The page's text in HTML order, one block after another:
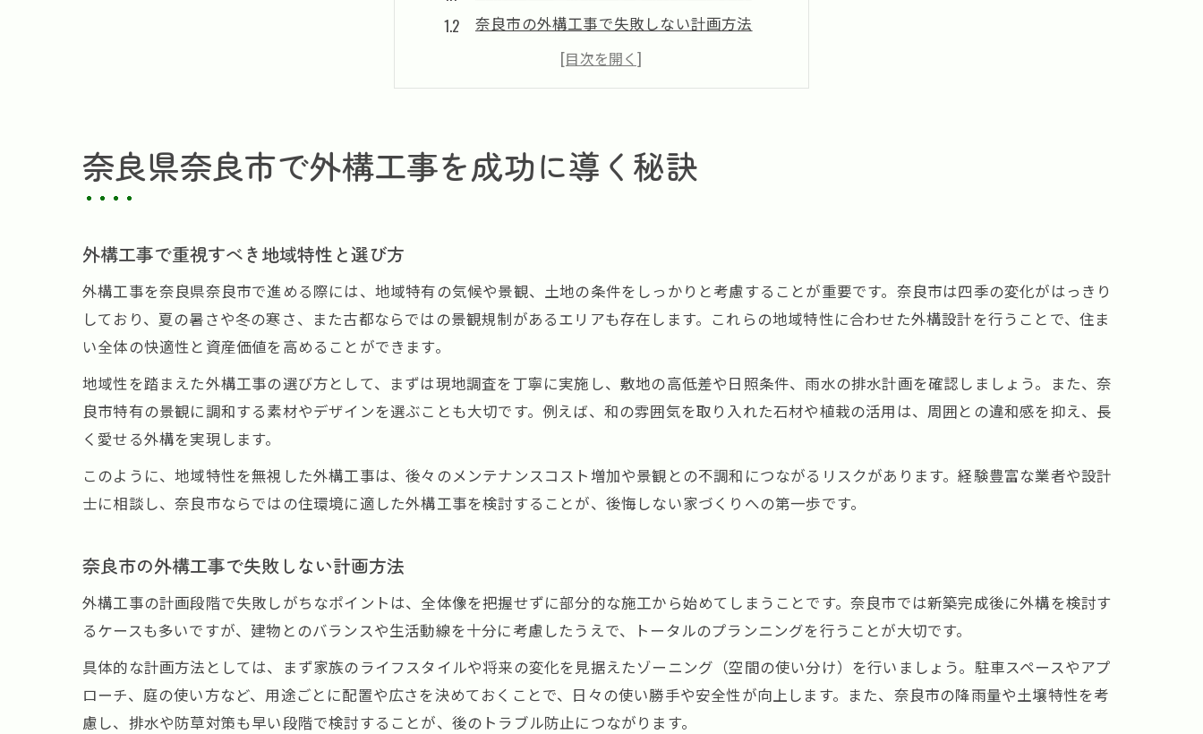
奈良市の外構工事で失敗しない計画方法
外構工事で安心できる業者選びのコツ
外構工事と住まいの景観調和のポイント
外構工事の後悔を避けるための注意点集
外構工事で後悔しやすい失敗事例の傾向
外構工事で費用を抑えるポイントを解説
外構工事で後悔しないための具体的対策
外構工事における使用素材選びのポイント
限られた予算で外構工事満足度を上げる法
外構工事で将来の生活変化を見据えた設計
施工品質を守るために確認すべき要素
奈良県奈良市で外構工事を成功に導く秘訣
外構工事で重視すべき地域特性と選び方
外構工事を奈良県奈良市で進める際には、地域特有の気候や景観、土地の条件をしっかりと考慮することが重要です。奈良市は四季の変化がはっきり
しており、夏の暑さや冬の寒さ、また古都ならではの景観規制があるエリアも存在します。これらの地域特性に合わせた外構設計を行うことで、住ま
い全体の快適性と資産価値を高めることができます。
地域性を踏まえた外構工事の選び方として、まずは現地調査を丁寧に実施し、敷地の高低差や日照条件、雨水の排水計画を確認しましょう。また、奈
良市特有の景観に調和する素材やデザインを選ぶことも大切です。例えば、和の雰囲気を取り入れた石材や植栽の活用は、周囲との違和感を抑え、長
く愛せる外構を実現します。
このように、地域特性を無視した外構工事は、後々のメンテナンスコスト増加や景観との不調和につながるリスクがあります。経験豊富な業者や設計
士に相談し、奈良市ならではの住環境に適した外構工事を検討することが、後悔しない家づくりへの第一歩です。
奈良市の外構工事で失敗しない計画方法
外構工事の計画段階で失敗しがちなポイントは、全体像を把握せずに部分的な施工から始めてしまうことです。奈良市では新築完成後に外構を検討す
るケースも多いですが、建物とのバランスや生活動線を十分に考慮したうえで、トータルのプランニングを行うことが大切です。
具体的な計画方法としては、まず家族のライフスタイルや将来の変化を見据えたゾーニング（空間の使い分け）を行いましょう。駐車スペースやアプ
ローチ、庭の使い方など、用途ごとに配置や広さを決めておくことで、日々の使い勝手や安全性が向上します。また、奈良市の降雨量や土壌特性を考
慮し、排水や防草対策も早い段階で検討することが、後のトラブル防止につながります。